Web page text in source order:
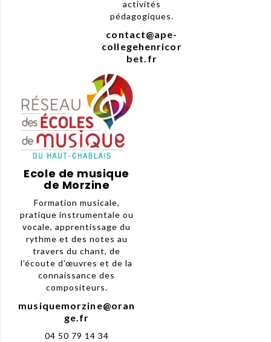
activités
pédagogiques.
contact@ape-
collegehenricor
bet.fr
Ecole de musique
de Morzine
Formation musicale,
pratique instrumentale ou
vocale, apprentissage du
rythme et des notes au
travers du chant, de
l’écoute d’œuvres et de la
connaissance des
compositeurs.
musiquemorzine@oran
ge.fr
04 50 79 14 34